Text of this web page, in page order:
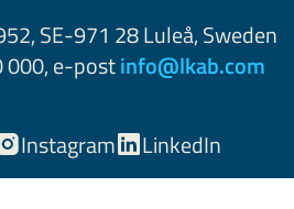
SE-971 28 Luleå, Sweden
000, e-postinfo@lkab.com
Instagram LinkedIn